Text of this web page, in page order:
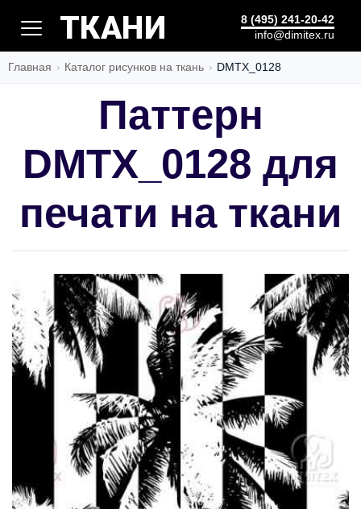
ТКАНИ
8 (495) 241-20-42
info@dimitex.ru
Главная Каталог рисунков на ткань DMTX_0128
Паттерн
DMTX_0128 для
печати на ткани